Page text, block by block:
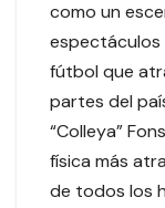
como un
espectáculos
fútbol que
partes del
“Colleya”
física más
de todos los